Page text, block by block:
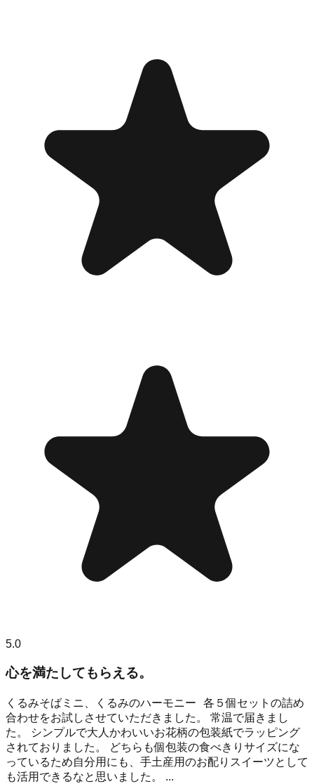
5.0
心を満たしてもらえる。
くるみそばミニ、くるみのハーモニー 各５個セットの詰め
合わせをお試しさせていただきました。 常温で届きまし
た。 シンプルで大人かわいいお花柄の包装紙でラッピング
されておりました。 どちらも個包装の食べきりサイズにな
っているため自分用にも、手土産用のお配りスイーツとして
も活用できるなと思いました。 ...